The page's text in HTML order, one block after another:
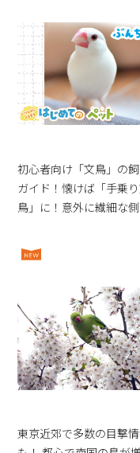
初心者向け「文鳥」の
ガイド！懐けば「手乗
鳥」に！意外に繊細な
東京近郊で多数の目撃